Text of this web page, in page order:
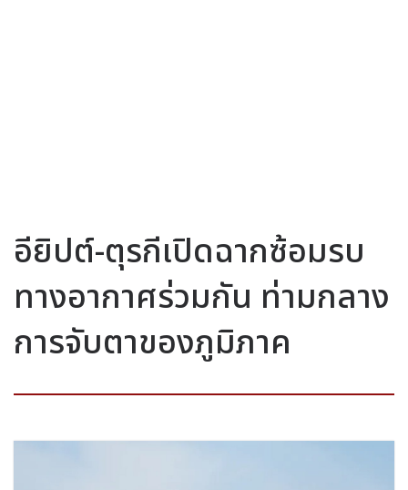
อียิปต์-ตุรกีเปิดฉากซ้อมรบ
ทางอากาศร่วมกัน ท่ามกลาง
การจับตาของภูมิภาค